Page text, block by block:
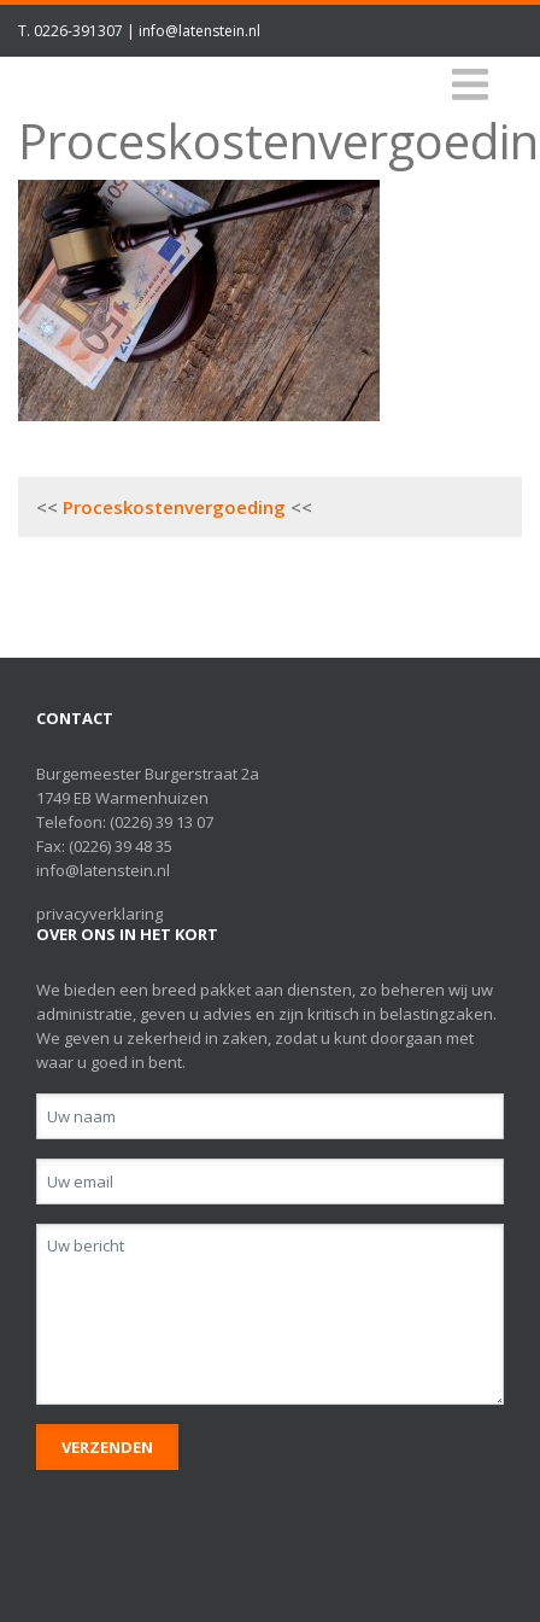
T. 0226-391307 | info@latenstein.nl
Bericht
Proceskostenvergoeding
CONTACT
Burgemeester Burgerstraat 2a
1749 EB Warmenhuizen
Telefoon: (0226) 39 13 07
Fax: (0226) 39 48 35
info@latenstein.nl
privacyverklaring
OVER ONS IN HET KORT
We bieden een breed pakket aan diensten, zo beheren wij uw
administratie, geven u advies en zijn kritisch in belastingzaken.
We geven u zekerheid in zaken, zodat u kunt doorgaan met
waar u goed in bent.